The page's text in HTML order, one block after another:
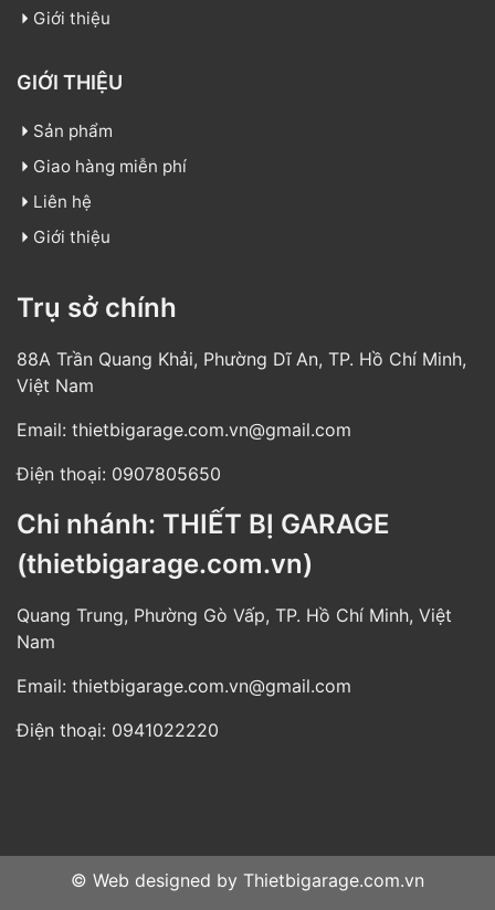
Giới thiệu
GIỚI THIỆU
Sản phẩm
Giao hàng miễn phí
Liên hệ
Giới thiệu
Trụ sở chính
88A Trần Quang Khải, Phường Dĩ An, TP. Hồ Chí Minh,
Việt Nam
Email: thietbigarage.com.vn@gmail.com
Điện thoại: 0907805650
Chi nhánh: THIẾT BỊ GARAGE
(thietbigarage.com.vn)
Quang Trung, Phường Gò Vấp, TP. Hồ Chí Minh, Việt
Nam
Email: thietbigarage.com.vn@gmail.com
Điện thoại: 0941022220
© Web designed by Thietbigarage.com.vn